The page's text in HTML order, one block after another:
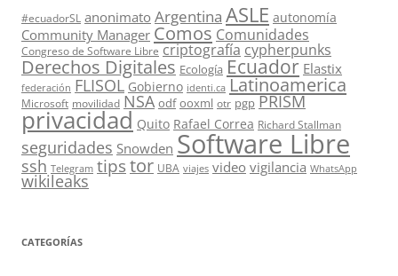
#ecuadorSL anonimato Argentina ASLE autonomía
Community Manager Comos Comunidades
Congreso de Software Libre criptografía cypherpunks
Derechos Digitales Ecología Ecuador Elastix
federación FLISOL Gobierno identi.ca Latinoamerica
Microsoft movilidad NSA odf ooxml otr pgp PRISM
privacidad Quito Rafael Correa Richard Stallman
seguridades Snowden Software Libre
ssh Telegram tips tor UBA viajes video vigilancia WhatsApp
wikileaks
CATEGORÍAS